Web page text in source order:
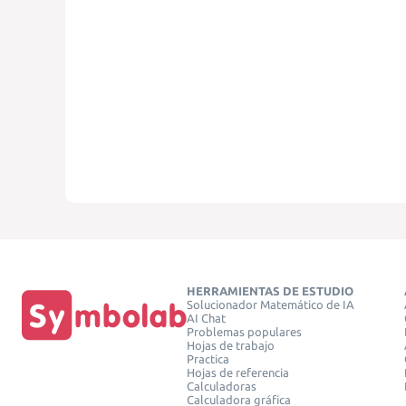
HERRAMIENTAS DE ESTUDIO
Solucionador Matemático de IA
AI Chat
Problemas populares
Hojas de trabajo
Practica
Hojas de referencia
Calculadoras
Calculadora gráfica